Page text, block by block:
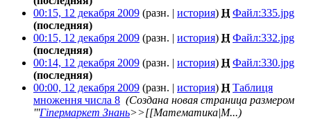
00:15, 12 декабря 2009 (разн. | история) Н Файл:335.jpg
(последняя)
00:15, 12 декабря 2009 (разн. | история) Н Файл:332.jpg
(последняя)
00:14, 12 декабря 2009 (разн. | история) Н Файл:330.jpg
(последняя)
00:00, 12 декабря 2009 (разн. | история) Н Таблиця
множення числа 8 (Создана новая страница размером
'''Гіпермаркет Знань>>[[Математика|М...)